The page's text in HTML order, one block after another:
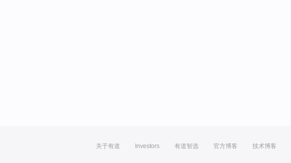
关于有道 Investors 有道智选 官方博客 技术博客